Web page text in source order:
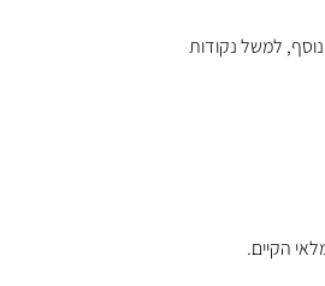
צבע נוסף, למשל נקודות
הקיים.